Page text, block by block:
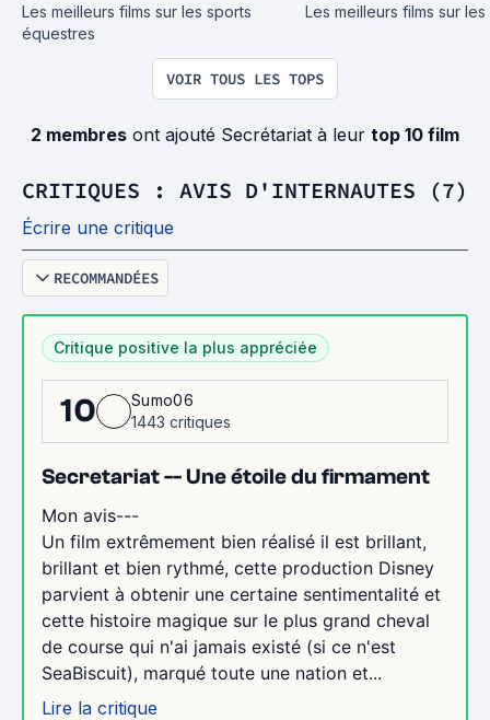
Les meilleurs films sur les sports
équestres
Les meilleurs films sur
VOIR TOUS LES TOPS
2 membres ont ajouté Secrétariat à leur top 10 film
CRITIQUES : AVIS D'INTERNAUTES (7)
Écrire une critique
RECOMMANDÉES
Critique positive la plus appréciée
10
Sumo06
1443 critiques
Secretariat -- Une étoile du firmament
Mon avis---
Un film extrêmement bien réalisé il est brillant,
brillant et bien rythmé, cette production Disney
parvient à obtenir une certaine sentimentalité et
cette histoire magique sur le plus grand cheval
de course qui n'ai jamais existé (si ce n'est
SeaBiscuit), marqué toute une nation et...
Lire la critique